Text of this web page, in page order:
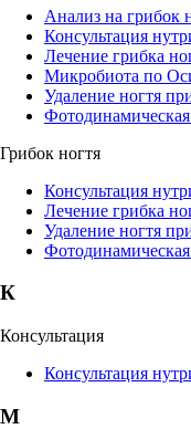
Анализ на грибок
Консультация
Лечение грибка
Микробиота по
Удаление ногтя
Грибок ногтя
Консультация
Лечение грибка
Удаление ногтя
К
Консультация
Консультация
М